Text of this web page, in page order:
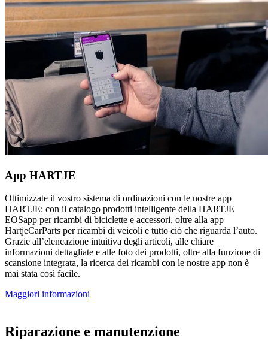
App HARTJE
Ottimizzate il vostro sistema di ordinazioni con le nostre app
HARTJE: con il catalogo prodotti intelligente della HARTJE
EOSapp per ricambi di biciclette e accessori, oltre alla app
HartjeCarParts per ricambi di veicoli e tutto ciò che riguarda l’auto.
Grazie all’elencazione intuitiva degli articoli, alle chiare
informazioni dettagliate e alle foto dei prodotti, oltre alla funzione di
scansione integrata, la ricerca dei ricambi con le nostre app non è
mai stata così facile.
Maggiori informazioni
Riparazione e manutenzione